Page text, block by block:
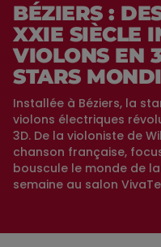
BÉZIERS :
XXIE SIÈCLE
VIOLONS EN
STARS
Installée à Béziers, la
violons électriques
3D. De la violoniste de
chanson française,
bouscule le monde de
semaine au salon